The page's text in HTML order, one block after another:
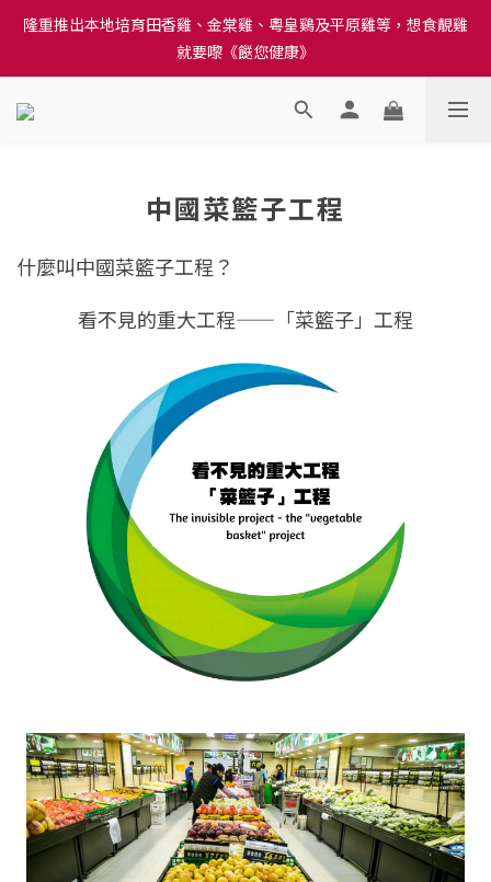
訂單結帳注意事項：送貨方法中選擇區域 - 然後當填寫地址時, 請
小心選擇分區及區域, 因資料錯誤會影響前往結帳
訂單結帳注意事項：送貨方法中選擇區域 - 然後當填寫地址時, 請
小心選擇分區及區域, 因資料錯誤會影響前往結帳
中國菜籃子工程
什麼叫中國菜籃子工程？
看不見的重大工程——「菜籃子」工程